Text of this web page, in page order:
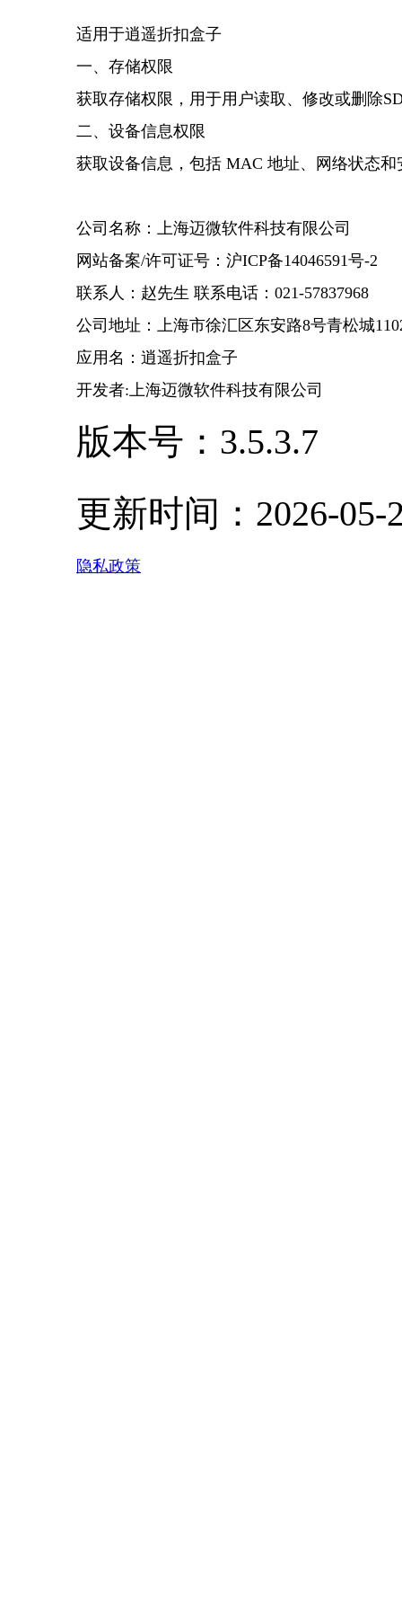
适用于逍遥折扣盒子
一、存储权限
获取存储权限，用于用户读取、修改或删除
二、设备信息权限
获取设备信息，包括 MAC 地址、网络状态
公司名称：上海迈微软件科技有限公司
网站备案/许可证号：沪ICP备14046591号-2
联系人：赵先生 联系电话：021-57837968
公司地址：上海市徐汇区东安路8号青松城
应用名：逍遥折扣盒子
开发者:上海迈微软件科技有限公司
版本号： 3.5.3.7
更新时间： 2026-05-
隐私政策